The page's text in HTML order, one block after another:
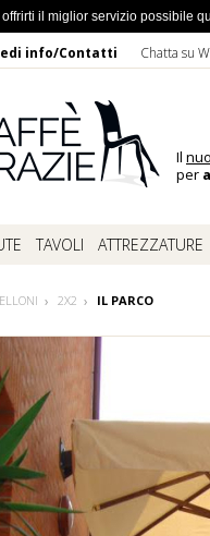
info/Contatti Chatta su
Il
per
TAVOLI ATTREZZATURE
2X2 IL PARCO
offrirti il miglior servizio possibile